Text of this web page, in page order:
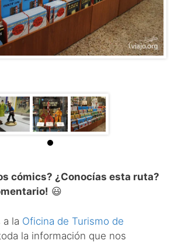
cómics? ¿Conocías esta ruta?
😃
a la Oficina de Turismo de
la información que nos